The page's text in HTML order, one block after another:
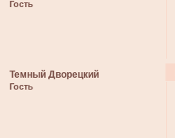
Гость
Темный Дворецкий
Гость